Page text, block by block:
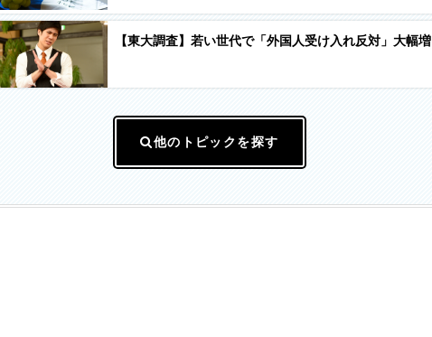
【東大調査】若い世代で「外国人受け入れ反対」大幅増
他のトピックを探す